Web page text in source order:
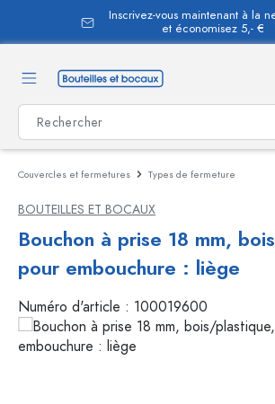
principal
Inscrivez-vous maintenant à la
et économisez 5,- €
Couvercles et fermetures Types de fermeture
BOUTEILLES ET BOCAUX
Bouchon à prise 18 mm,
pour embouchure : liège
Numéro d'article : 100019600